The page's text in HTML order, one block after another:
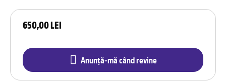
650,00 LEI
Anunță-mă când revine